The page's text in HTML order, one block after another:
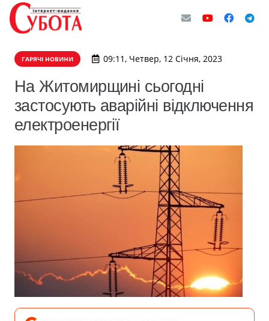
ГАРЯЧІ НОВИНИ 09:11, Четвер, 12 Січня, 2023
На Житомирщині сьогодні
застосують аварійні відключення
електроенергії